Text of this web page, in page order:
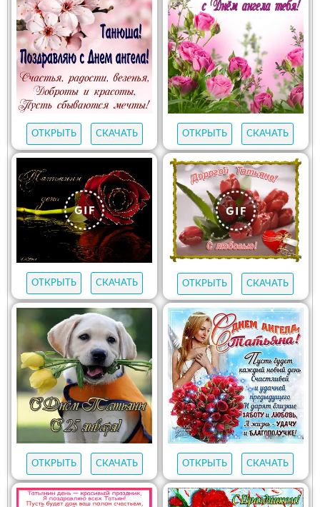
ОТКРЫТЬ СКАЧАТЬ ОТКРЫТЬ СКАЧАТЬ
ОТКРЫТЬ СКАЧАТЬ ОТКРЫТЬ СКАЧАТЬ
ОТКРЫТЬ СКАЧАТЬ ОТКРЫТЬ СКАЧАТЬ